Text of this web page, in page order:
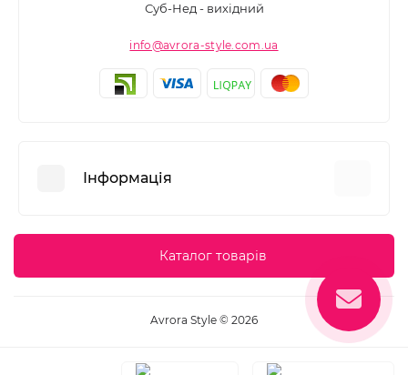
Суб-Нед - вихідний
info@avrora-style.com.ua
Інформація
Угода користувача
Повернення товару
Каталог товарів
Avrora Style © 2026